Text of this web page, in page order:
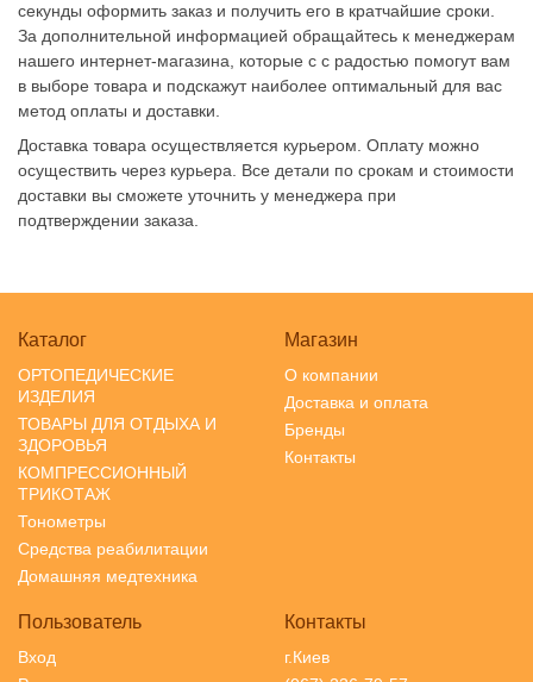
секунды оформить заказ и получить его в кратчайшие сроки.
За дополнительной информацией обращайтесь к менеджерам
нашего интернет-магазина, которые с с радостью помогут вам
в выборе товара и подскажут наиболее оптимальный для вас
метод оплаты и доставки.
Доставка товара осуществляется курьером. Оплату можно
осуществить через курьера. Все детали по срокам и стоимости
доставки вы сможете уточнить у менеджера при
подтверждении заказа.
Каталог
ОРТОПЕДИЧЕСКИЕ
ИЗДЕЛИЯ
ТОВАРЫ ДЛЯ ОТДЫХА И
ЗДОРОВЬЯ
КОМПРЕССИОННЫЙ
ТРИКОТАЖ
Тонометры
Средства реабилитации
Домашняя медтехника
Магазин
О компании
Доставка и оплата
Бренды
Контакты
Пользователь
Вход
Контакты
г.Киев